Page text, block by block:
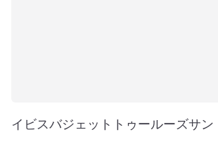
イビスバジェットトゥールーズサン